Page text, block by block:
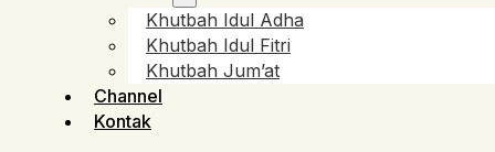
Khutbah Idul Adha
Khutbah Idul Fitri
Khutbah Jum’at
Channel
Kontak